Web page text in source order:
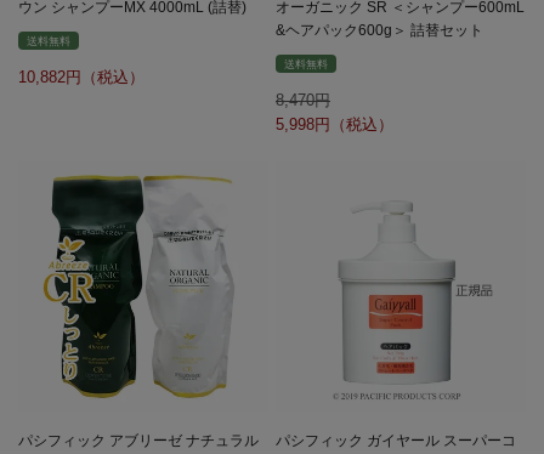
ウン シャンプーMX 4000mL (詰替)
送料無料
10,882
オーガニック SR ＜シャンプー600mL
&ヘアパック600g＞ 詰替セット
送料無料
8,470
5,998
パシフィック アブリーゼ ナチュラル
パシフィック ガイヤール スーパーコ